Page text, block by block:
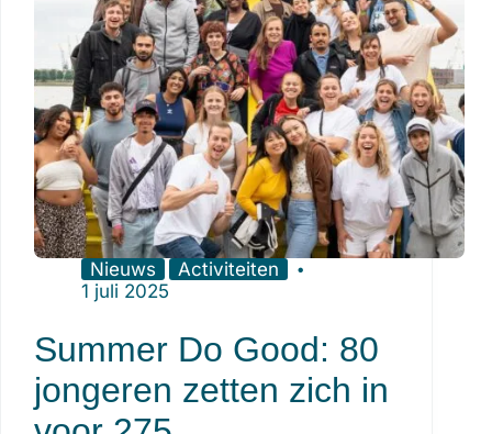
Nieuws
Activiteiten
1 juli 2025
Summer Do Good: 80
jongeren zetten zich in